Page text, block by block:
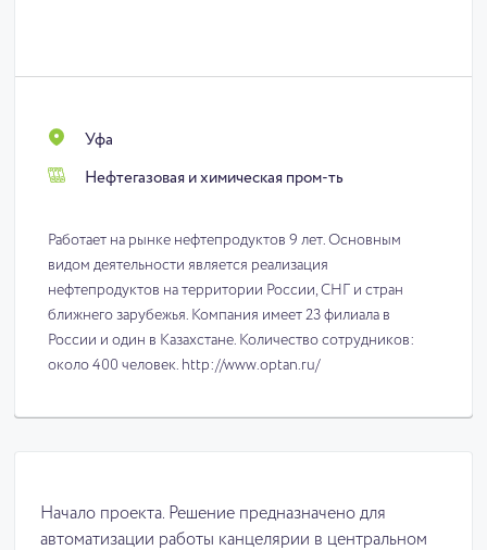
Уфа
Нефтегазовая и химическая пром-ть
Работает на рынке нефтепродуктов 9 лет. Основным
видом деятельности является реализация
нефтепродуктов на территории России, СНГ и стран
ближнего зарубежья. Компания имеет 23 филиала в
России и один в Казахстане. Количество сотрудников:
около 400 человек. http://www.optan.ru/
Начало проекта. Решение предназначено для
автоматизации работы канцелярии в центральном